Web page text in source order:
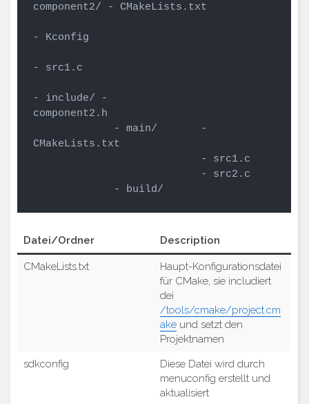
component2/ - CMakeLists.txt
- Kconfig
- src1.c
- include/ -
component2.h
CMakeLists.txt
             - build/
Datei/Ordner Description
CMakeLists.txt
Haupt-Konfigurationsdatei
für CMake, sie includiert
dei
/tools/cmake/project.cm
akeund setzt den
Projektnamen
sdkconfig
Diese Datei wird durch
menuconfig erstellt und
aktualisiert